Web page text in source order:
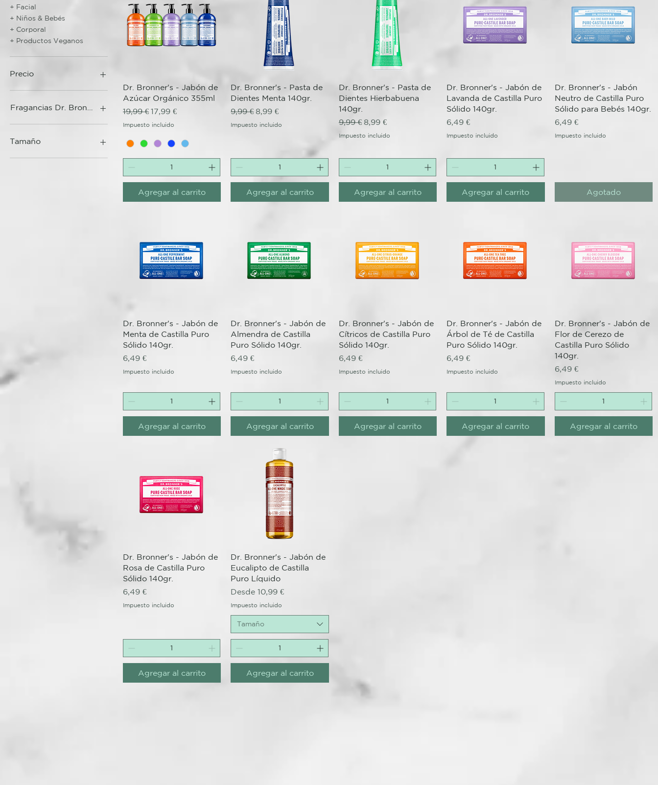
+ Facial
+ Niños & Bebés
+ Corporal
+ Productos Veganos
Precio
6 €
Fragancias Dr. Bronner's
Tamaño
240 ml
Vista rápida
Dr. Bronner's - Jabón de
Azúcar Orgánico 355ml
Precio
19,99 € Precio de oferta
17,99 €
Impuesto incluido
Agregar al carrito
Vista rápida
Dr. Bronner's - Pasta de
Dientes Menta 140gr.
Precio
9,99 € Precio de oferta
8,99 €
Impuesto incluido
Agregar al carrito
Vista rápida
Dr. Bronner's - Pasta de
Dientes Hierbabuena
140gr.
Precio
9,99 € Precio de oferta
8,99 €
Impuesto incluido
Agregar al carrito
Vista rápida
Dr. Bronner's - Jabón de
Lavanda de Castilla Puro
Sólido 140gr.
Precio
6,49 €
Impuesto incluido
Agregar al carrito
Vista rápida
Dr. Bronner's - Jabón
Neutro de Castilla Puro
Sólido para Bebés 140gr.
Precio
6,49 €
Impuesto incluido
Agotado
Vista rápida
Dr. Bronner's - Jabón de
Menta de Castilla Puro
Sólido 140gr.
Precio
6,49 €
Impuesto incluido
Agregar al carrito
Vista rápida
Dr. Bronner's - Jabón de
Almendra de Castilla
Puro Sólido 140gr.
Precio
6,49 €
Impuesto incluido
Agregar al carrito
Vista rápida
Dr. Bronner's - Jabón de
Cítricos de Castilla Puro
Sólido 140gr.
Precio
6,49 €
Impuesto incluido
Agregar al carrito
Vista rápida
Dr. Bronner's - Jabón de
Árbol de Té de Castilla
Puro Sólido 140gr.
Precio
6,49 €
Impuesto incluido
Agregar al carrito
Vista rápida
Dr. Bronner's - Jabón de
Flor de Cerezo de
Castilla Puro Sólido
140gr.
Precio
6,49 €
Impuesto incluido
Agregar al carrito
Vista rápida
Dr. Bronner's - Jabón de
Rosa de Castilla Puro
Sólido 140gr.
Precio
6,49 €
Impuesto incluido
Agregar al carrito
Vista rápida
Dr. Bronner's - Jabón de
Eucalipto de Castilla
Puro Líquido
Desde10,99 €
Precio de oferta
Impuesto incluido
Tamaño
Agregar al carrito